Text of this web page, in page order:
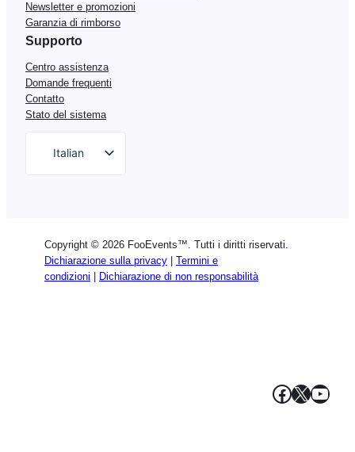
Newsletter e promozioni
Garanzia di rimborso
Supporto
Centro assistenza
Domande frequenti
Contatto
Stato del sistema
Italian
English
Spanish
Portuguese
Copyright © 2026 FooEvents™. Tutti i diritti riservati.
Dichiarazione sulla privacy
Termini e
condizioni
Dichiarazione di non responsabilità
Facebook
X